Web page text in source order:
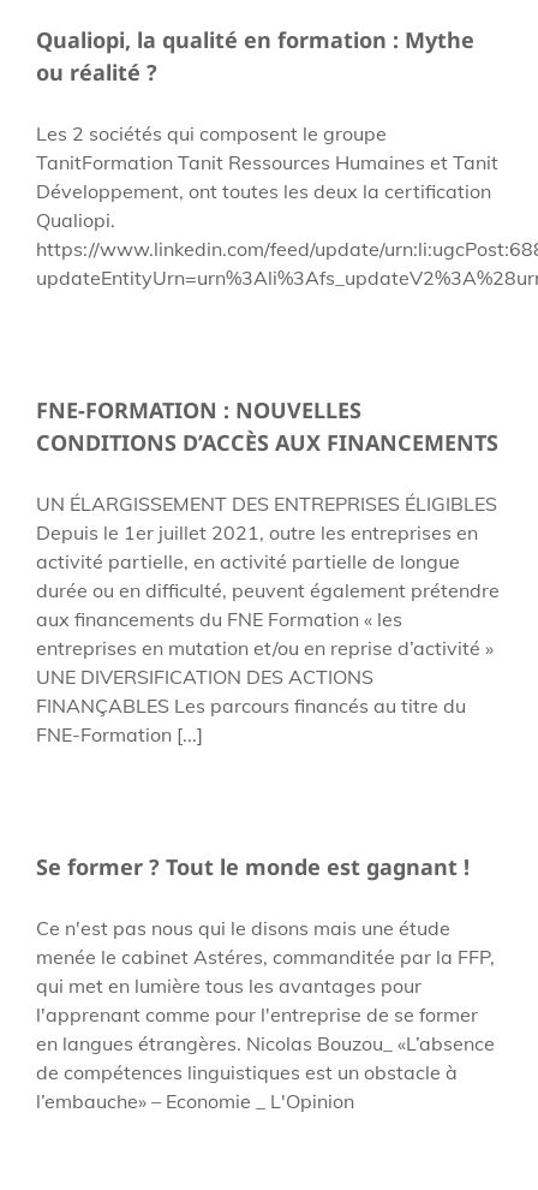
Qualiopi, la qualité en formation : Mythe
ou réalité ?
Les 2 sociétés qui composent le groupe
TanitFormation Tanit Ressources Humaines et Tanit
Développement, ont toutes les deux la certification
Qualiopi.
https://www.linkedin.com/feed/update/
FNE-FORMATION : NOUVELLES
CONDITIONS D’ACCÈS AUX FINANCEMENTS
UN ÉLARGISSEMENT DES ENTREPRISES ÉLIGIBLES
Depuis le 1er juillet 2021, outre les entreprises en
activité partielle, en activité partielle de longue
durée ou en difficulté, peuvent également prétendre
aux financements du FNE Formation « les
entreprises en mutation et/ou en reprise d’activité »
UNE DIVERSIFICATION DES ACTIONS
FINANÇABLES Les parcours financés au titre du
FNE-Formation [...]
Se former ? Tout le monde est gagnant !
Ce n'est pas nous qui le disons mais une étude
menée le cabinet Astéres, commanditée par la FFP,
qui met en lumière tous les avantages pour
l'apprenant comme pour l'entreprise de se former
en langues étrangères. Nicolas Bouzou_ «L’absence
de compétences linguistiques est un obstacle à
l’embauche» – Economie _ L'Opinion